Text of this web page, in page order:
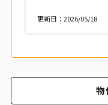
更新日：2026/05/18
物